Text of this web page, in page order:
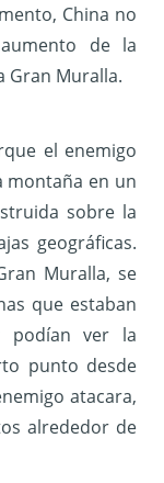
China no
de la
Gran Muralla.
el enemigo
montaña en un
sobre la
geográficas.
Muralla, se
que estaban
podían ver la
punto desde
atacara,
alrededor de